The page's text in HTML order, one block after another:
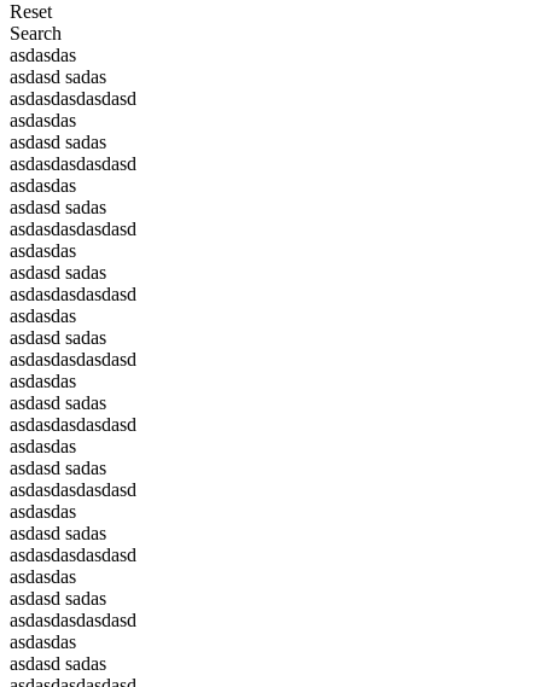
Reset
Search
asdasdas
asdasd sadas
asdasdasdasdasd
asdasdas
asdasd sadas
asdasdasdasdasd
asdasdas
asdasd sadas
asdasdasdasdasd
asdasdas
asdasd sadas
asdasdasdasdasd
asdasdas
asdasd sadas
asdasdasdasdasd
asdasdas
asdasd sadas
asdasdasdasdasd
asdasdas
asdasd sadas
asdasdasdasdasd
asdasdas
asdasd sadas
asdasdasdasdasd
asdasdas
asdasd sadas
asdasdasdasdasd
asdasdas
asdasd sadas